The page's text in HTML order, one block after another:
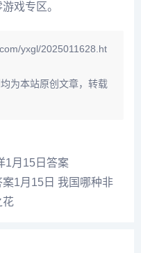
戏专区。
yxgl/2025011628.ht
为本站原创文章，转载
1月15日答案
1月15日 我国哪种非
花